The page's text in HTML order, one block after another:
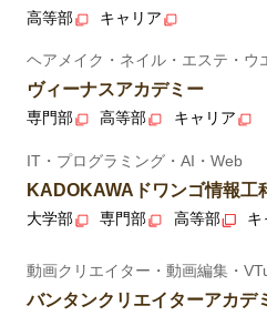
高等部 キャリア
ヘアメイク・ネイル・エステ・ウ
ヴィーナスアカデミー
専門部 高等部 キャリア
IT・プログラミング・AI・Web
KADOKAWAドワンゴ情報工
大学部 専門部 高等部 キ
動画クリエイター・動画編集・
バンタンクリエイターアカデ